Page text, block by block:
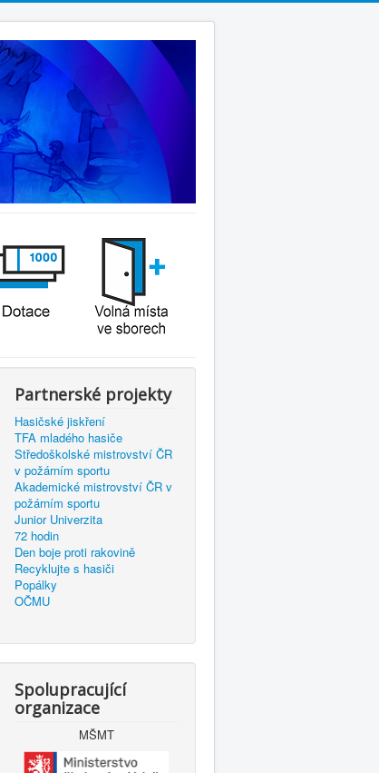
Partnerské projekty
Hasičské jiskření
TFA mladého hasiče
Středoškolské mistrovství ČR
v požárním sportu
Akademické mistrovství ČR v
požárním sportu
Junior Univerzita
72 hodin
Den boje proti rakovině
Recyklujte s hasiči
Popálky
OČMU
Spolupracující
organizace
MŠMT